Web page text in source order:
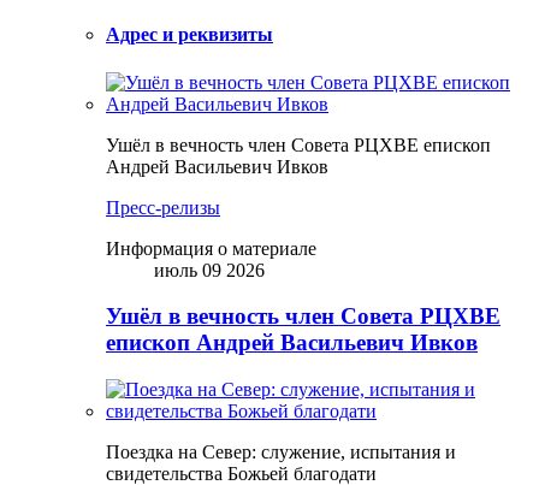
Адрес и реквизиты
Ушёл в вечность член Совета РЦХВЕ епископ
Андрей Васильевич Ивков
Пресс-релизы
Информация о материале
июль 09 2026
Ушёл в вечность член Совета РЦХВЕ
епископ Андрей Васильевич Ивков
Поездка на Север: служение, испытания и
свидетельства Божьей благодати